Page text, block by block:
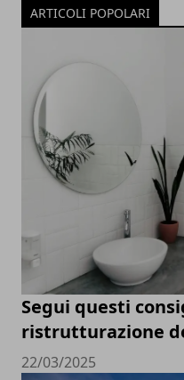
ARTICOLI POPOLARI
Segui questi
ristrutturazione
22/03/2025